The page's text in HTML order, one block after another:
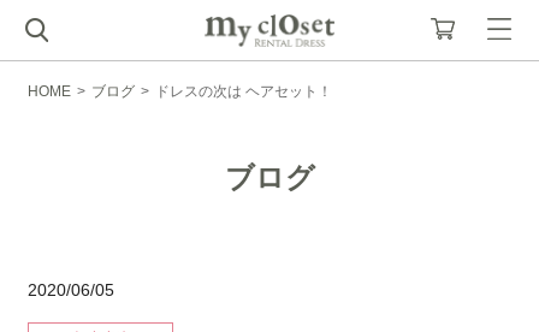
HOME > ブログ > ドレスの次は ヘアセット！
ブログ
2020/06/05